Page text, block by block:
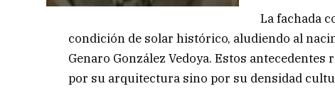
La fachada
condición de solar histórico, aludiendo al
Genaro González Vedoya. Estos
por su arquitectura sino por su densidad